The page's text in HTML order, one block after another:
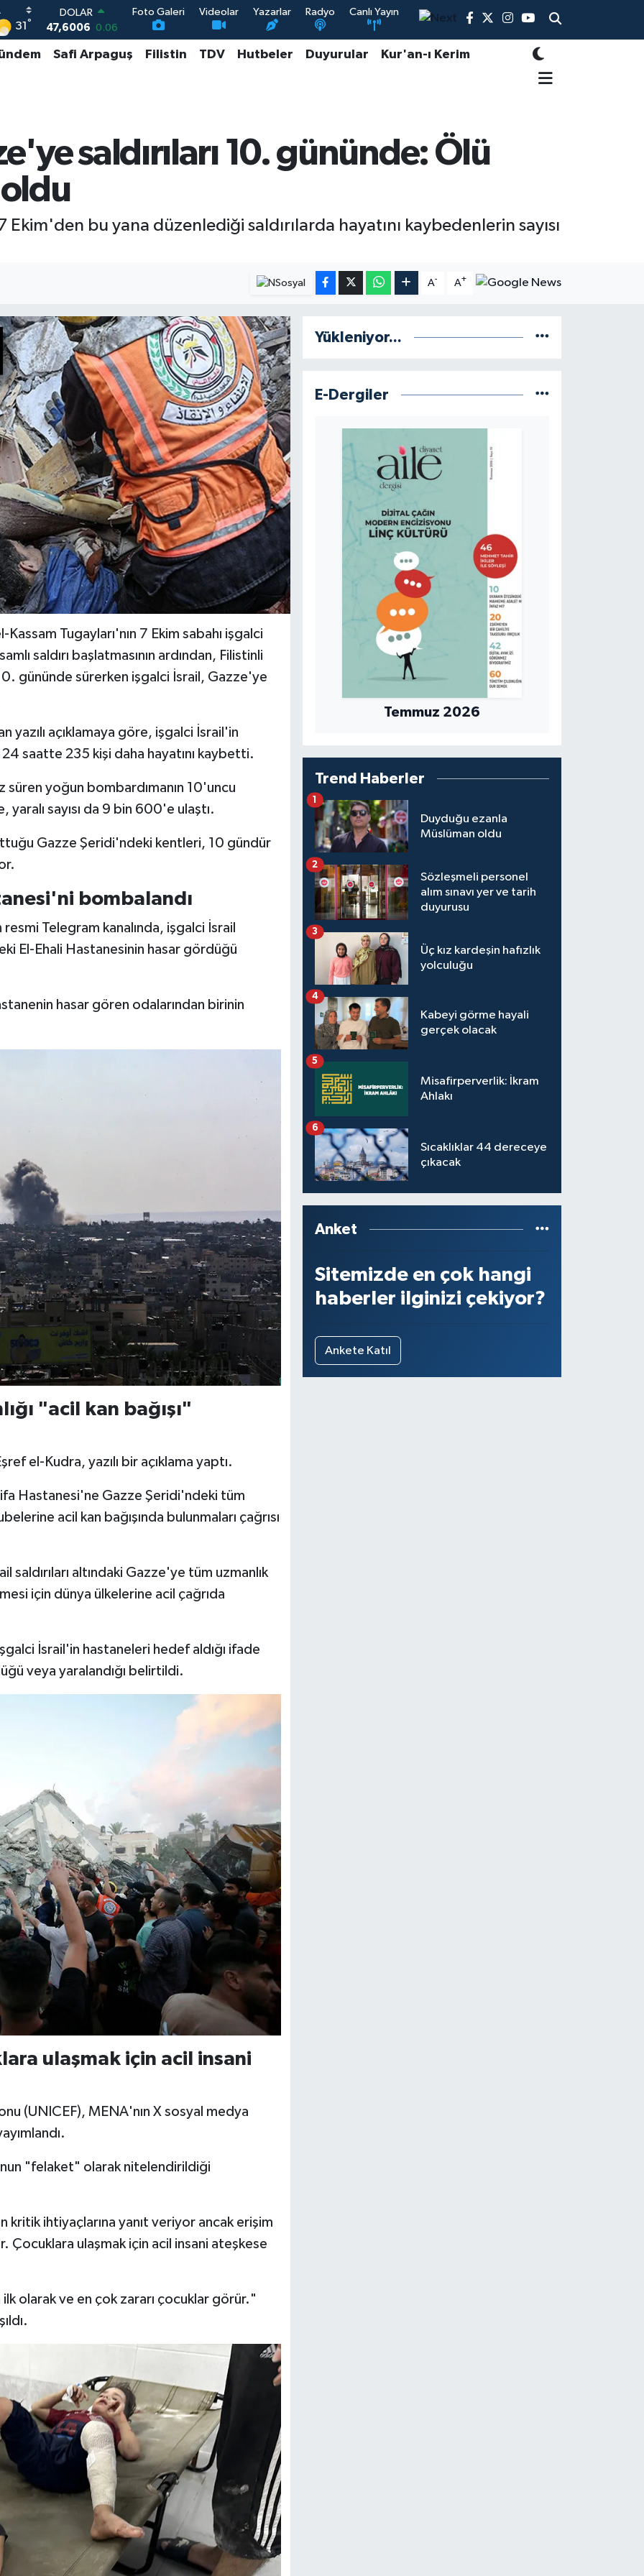
31 °
DOLAR
47,6006 0.06
EURO
55,0250 0.02
13.768 48
Foto Galeri Videolar Yazarlar Radyo Canlı Yayın
Safi Arpaguş Filistin TDV Hutbeler Duyurular Kur'an-ı Kerim
saldırıları 10. gününde: Ölü
oldu
bu yana düzenlediği saldırılarda hayatını kaybedenlerin sayısı
A- A+
Kassam Tugayları'nın 7 Ekim sabahı işgalci
saldırı başlatmasının ardından, Filistinli
gününde sürerken işgalci İsrail, Gazze'ye
yazılı açıklamaya göre, işgalci İsrail'in
saatte 235 kişi daha hayatını kaybetti.
süren yoğun bombardımanın 10'uncu
sayısı da 9 bin 600'e ulaştı.
Gazze Şeridi'ndeki kentleri, 10 gündür
bombalandı
Telegram kanalında, işgalci İsrail
El-Ehali Hastanesinin hasar gördüğü
hasar gören odalarından birinin
"acil kan bağışı"
el-Kudra, yazılı bir açıklama yaptı.
Hastanesi'ne Gazze Şeridi'ndeki tüm
acil kan bağışında bulunmaları çağrısı
saldırıları altındaki Gazze'ye tüm uzmanlık
için dünya ülkelerine acil çağrıda
işgalci İsrail'in hastaneleri hedef aldığı ifade
veya yaralandığı belirtildi.
ulaşmak için acil insani
(UNICEF), MENA'nın X sosyal medya
"felaket" olarak nitelendirildiği
kritik ihtiyaçlarına yanıt veriyor ancak erişim
Çocuklara ulaşmak için acil insani ateşkese
olarak ve en çok zararı çocuklar görür."
Yükleniyor...
E-Dergiler
Temmuz 2026
Trend Haberler
Duyduğu ezanla
Müslüman oldu
1
Sözleşmeli personel
alım sınavı yer ve tarih
duyurusu
2
Üç kız kardeşin hafızlık
yolculuğu
3
Kabeyi görme hayali
gerçek olacak
4
Misafirperverlik: İkram
Ahlakı
5
Sıcaklıklar 44 dereceye
çıkacak
6
Anket
Sitemizde en çok hangi
haberler ilginizi çekiyor?
Ankete Katıl